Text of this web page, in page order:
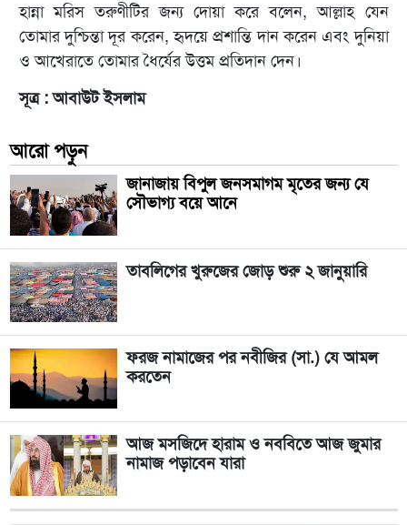
হান্না মরিস তরুণীটির জন্য দোয়া করে বলেন, আল্লাহ যেন
তোমার দুশ্চিন্তা দূর করেন, হৃদয়ে প্রশান্তি দান করেন এবং দুনিয়া
ও আখেরাতে তোমার ধৈর্যের উত্তম প্রতিদান দেন।
সূত্র : আবাউট ইসলাম
আরো পড়ুন
জানাজায় বিপুল জনসমাগম মৃতের জন্য যে
সৌভাগ্য বয়ে আনে
তাবলিগের খুরুজের জোড় শুরু ২ জানুয়ারি
ফরজ নামাজের পর নবীজির (সা.) যে আমল
করতেন
আজ মসজিদে হারাম ও নববিতে আজ জুমার
নামাজ পড়াবেন যারা